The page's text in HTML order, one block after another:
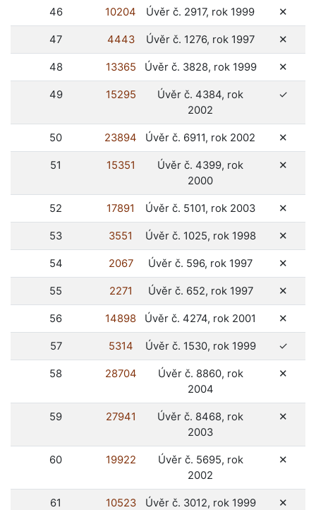
46 10204 Úvěr č. 2917, rok 1999 ✕
47 4443 Úvěr č. 1276, rok 1997 ✕
48 13365 Úvěr č. 3828, rok 1999 ✕
49 15295
Úvěr č. 4384, rok
2002
✓ano
50 23894 Úvěr č. 6911, rok 2002 ✕
51 15351
Úvěr č. 4399, rok
2000
✕
52 17891 Úvěr č. 5101, rok 2003 ✕
53 3551 Úvěr č. 1025, rok 1998 ✕
54 2067 Úvěr č. 596, rok 1997 ✕
55 2271 Úvěr č. 652, rok 1997 ✕
56 14898 Úvěr č. 4274, rok 2001 ✕
57 5314 Úvěr č. 1530, rok 1999 ✓ano
58 28704
Úvěr č. 8860, rok
2004
✕
59 27941
Úvěr č. 8468, rok
2003
✕
60 19922
Úvěr č. 5695, rok
2002
✕
61 10523 Úvěr č. 3012, rok 1999 ✕